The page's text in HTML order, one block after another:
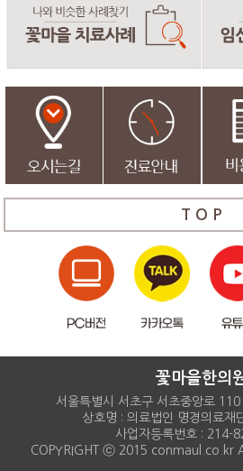
T O P
꽃마을한의
서울특별시 서초구 서초중앙로
상호명 : 의료법인 명경의료재
사업자등록번호 : 214-
COPYRIGHT ⓒ 2015 conmaul.co.kr